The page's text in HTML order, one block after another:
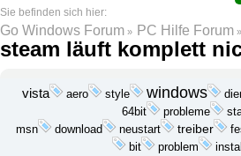
Go Windows Forum » PC Hilfe Forum »
steam läuft komplett
vista aero style windows
64bit probleme
msn download neustart treiber
bit problem